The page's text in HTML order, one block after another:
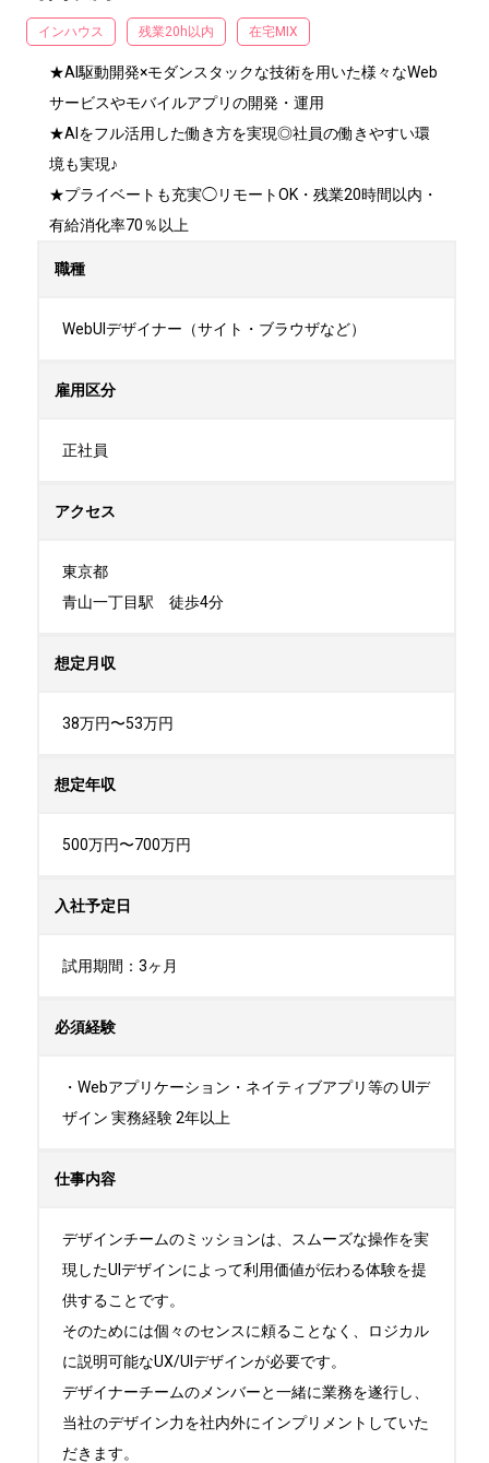
インハウス 残業20h以内 在宅MIX
★AI駆動開発×モダンスタックな技術を用いた様々なWeb
サービスやモバイルアプリの開発・運用
★AIをフル活用した働き方を実現◎社員の働きやすい環
境も実現♪
★プライベートも充実◯リモートOK・残業20時間以内・
有給消化率70％以上
職種
WebUIデザイナー（サイト・ブラウザなど）
雇用区分
正社員
アクセス
東京都
青山一丁目駅　徒歩4分
想定月収
38万円〜53万円
想定年収
500万円〜700万円
入社予定日
試用期間：3ヶ月
必須経験
・Webアプリケーション・ネイティブアプリ等の UIデ
ザイン 実務経験 2年以上
仕事内容
デザインチームのミッションは、スムーズな操作を実
現したUIデザインによって利用価値が伝わる体験を提
供することです。
そのためには個々のセンスに頼ることなく、ロジカル
に説明可能なUX/UIデザインが必要です。
デザイナーチームのメンバーと一緒に業務を遂行し、
当社のデザイン力を社内外にインプリメントしていた
だきます。